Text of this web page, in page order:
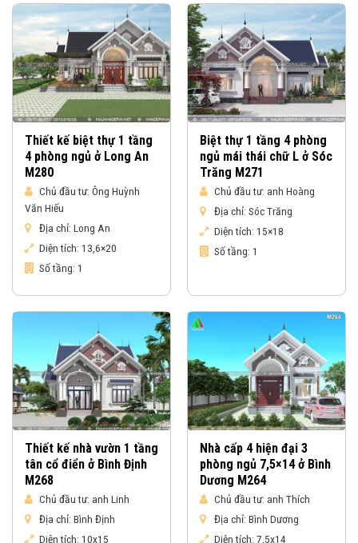
Thiết kế biệt thự 1 tầng
4 phòng ngủ ở Long An
M280
Chủ đầu tư: Ông Huỳnh
Văn Hiếu
Địa chỉ: Long An
Diện tích: 13,6×20
Số tầng: 1
Biệt thự 1 tầng 4 phòng
ngủ mái thái chữ L ở Sóc
Trăng M271
Chủ đầu tư: anh Hoàng
Địa chỉ: Sóc Trăng
Diện tích: 15×18
Số tầng: 1
Thiết kế nhà vườn 1 tầng
tân cổ điển ở Bình Định
M268
Chủ đầu tư: anh Linh
Địa chỉ: Bình Định
Diện tích: 10x15
Nhà cấp 4 hiện đại 3
phòng ngủ 7,5×14 ở Bình
Dương M264
Chủ đầu tư: anh Thích
Địa chỉ: Bình Dương
Diện tích: 7,5x14